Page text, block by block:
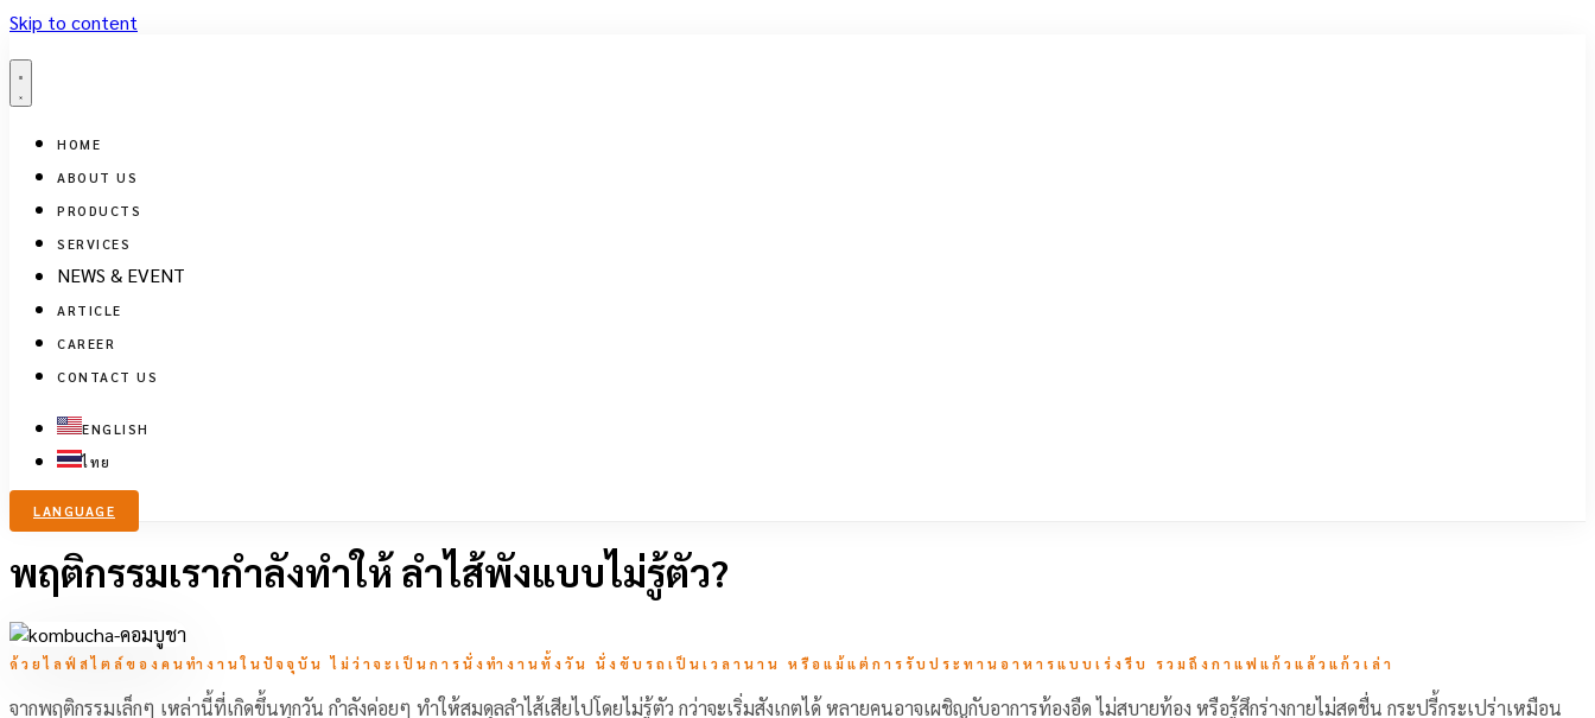
Skip to content
HOME
ABOUT US
PRODUCTS
SERVICES
NEWS & EVENT
ARTICLE
CAREER
CONTACT US
ENGLISH
ไทย
LANGUAGE
พฤติกรรมเรากำลังทำให้ ลำไส้พังแบบไม่รู้ตัว?
ด้วยไลฟ์สไตล์ของคนทำงานในปัจจุบัน ไม่ว่าจะเป็นการนั่งทำงานทั้งวัน นั่งขับรถเป็นเวลานาน หรือแม้แต่การรับประทานอาหารแบบเร่งรีบ รวมถึงกาแฟแก้วแล้วแก้วเล่า
จากพฤติกรรมเล็กๆ เหล่านี้ที่เกิดขึ้นทุกวัน กำลังค่อยๆ ทำให้สมดุลลำไส้เสียไปโดยไม่รู้ตัว กว่าจะเริ่มสังเกตได้ หลายคนอาจเผชิญกับอาการท้องอืด ไม่สบายท้อง หรือรู้สึกร่างกายไม่สดชื่น กระปรี้กระเปร่าเหมือน